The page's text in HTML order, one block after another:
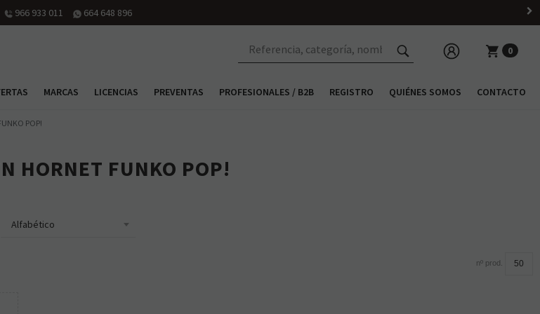
966 933 011 664 648 896
0
MARCAS LICENCIAS PREVENTAS PROFESIONALES / B2B REGISTRO QUIÉNES SOMOS CONTACTO
POP!
HORNET FUNKO POP!
nº prod.